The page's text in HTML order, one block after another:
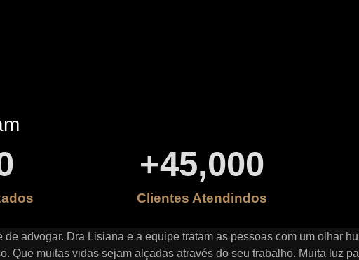
Clientes Atendindos
+45,000
de advogar. Dra Lisiana e a equipe tratam as pessoas com um olhar
Que muitas vidas sejam alçadas através do seu trabalho. Muita luz